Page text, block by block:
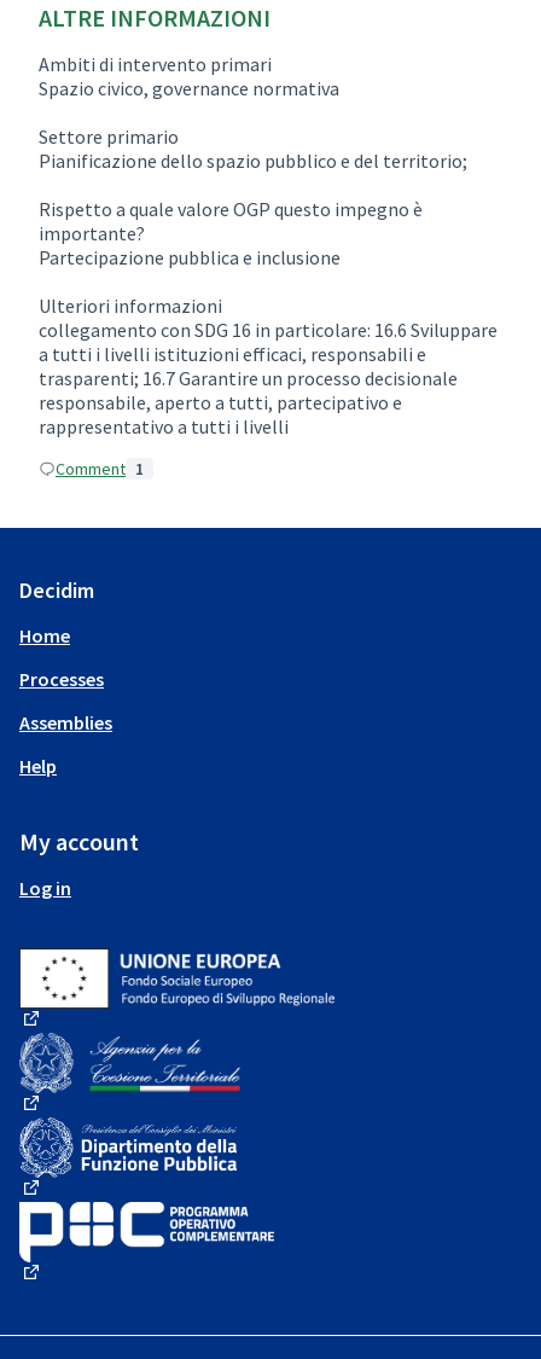
ALTRE INFORMAZIONI
Ambiti di intervento primari
Spazio civico, governance normativa
Settore primario
Pianificazione dello spazio pubblico e del territorio;
Rispetto a quale valore OGP questo impegno è
importante?
Partecipazione pubblica e inclusione
Ulteriori informazioni
collegamento con SDG 16 in particolare: 16.6 Sviluppare
a tutti i livelli istituzioni efficaci, responsabili e
trasparenti; 16.7 Garantire un processo decisionale
responsabile, aperto a tutti, partecipativo e
rappresentativo a tutti i livelli
Comment 1
Decidim
Home
Processes
Assemblies
Help
My account
Log in
(External link)
(External link)
(External link)